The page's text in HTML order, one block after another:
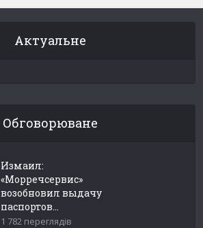
Актуальне
Обговорюване
Измаил:
«Морречсервис»
возобновил выдачу
паспортов...
1 782 переглядів